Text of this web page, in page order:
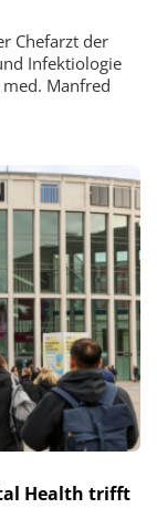
Chefarzt der
Infektiologie
Manfred
Health trifft